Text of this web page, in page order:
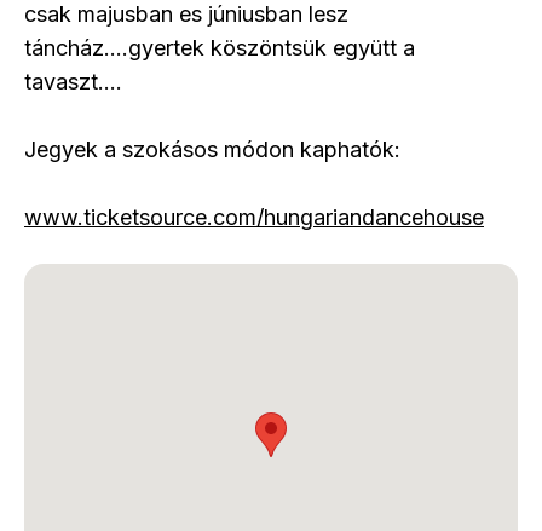
csak majusban es júniusban lesz
táncház....gyertek köszöntsük együtt a
tavaszt....
Jegyek a szokásos módon kaphatók:
www.ticketsource.com/hungariandancehouse